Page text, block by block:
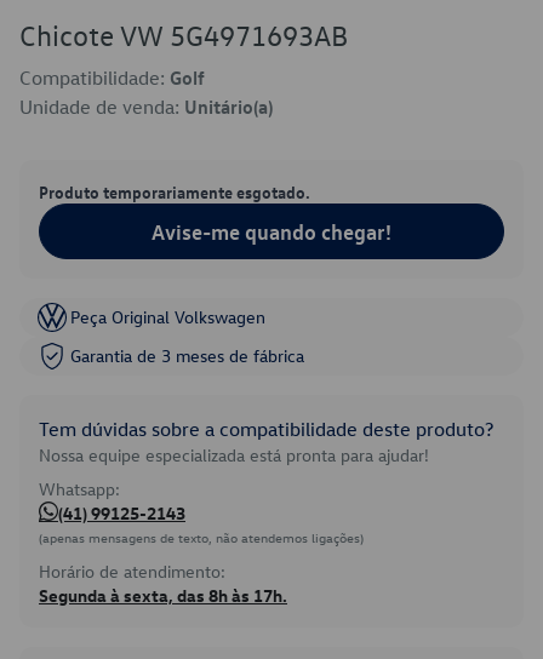
Chicote VW 5G4971693AB
Compatibilidade: Golf
Unidade de venda: Unitário(a)
Produto temporariamente esgotado.
Avise-me quando chegar!
Peça Original Volkswagen
Garantia de 3 meses de fábrica
Tem dúvidas sobre a compatibilidade deste produto?
Nossa equipe especializada está pronta para ajudar!
Whatsapp:
(41) 99125-2143
(apenas mensagens de texto, não atendemos ligações)
Horário de atendimento:
Segunda à sexta, das 8h às 17h.